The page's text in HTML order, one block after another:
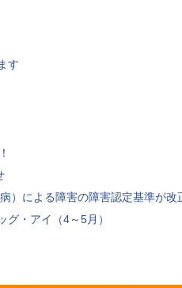
す
）による障害の障害認定基準が改
グ・アイ（4～5月）